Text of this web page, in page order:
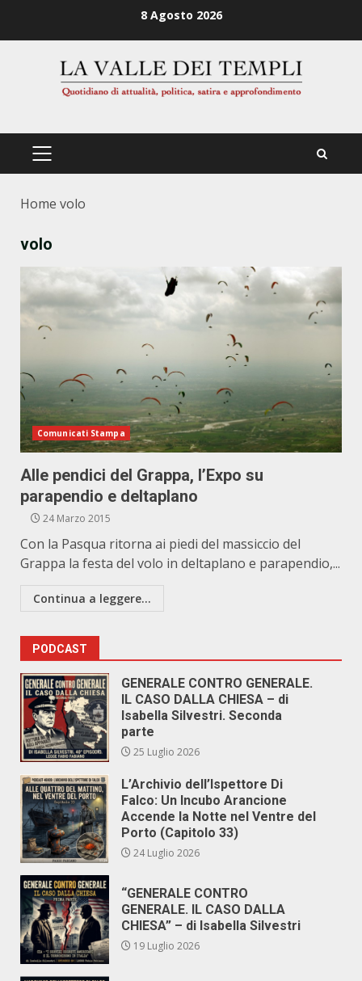
8 Agosto 2026
PRIMÄRES
Home volo
volo
Comunicati Stampa
Alle pendici del Grappa, l’Expo su
parapendio e deltaplano
24 Marzo 2015
Con la Pasqua ritorna ai piedi del massiccio del
Grappa la festa del volo in deltaplano e parapendio,...
Continua a leggere...
PODCAST
GENERALE CONTRO GENERALE.
IL CASO DALLA CHIESA – di
Isabella Silvestri. Seconda
parte
25 Luglio 2026
L’Archivio dell’Ispettore Di
Falco: Un Incubo Arancione
Accende la Notte nel Ventre del
Porto (Capitolo 33)
24 Luglio 2026
“GENERALE CONTRO
GENERALE. IL CASO DALLA
CHIESA” – di Isabella Silvestri
19 Luglio 2026